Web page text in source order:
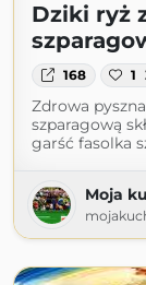
Dziki ryż
168 1
Zdrowa
szparagową
garść fasolka
Moja